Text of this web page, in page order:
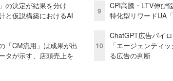
の決定が結果を分け
と仮説構築におけるAI
「CM流用」は成果が出
タが示す、店頭売上を
9
CPI高騰・LTV伸び
特化型リワードUA
10
ChatGPT広告パイ
「エージェンティ
る広告の判断